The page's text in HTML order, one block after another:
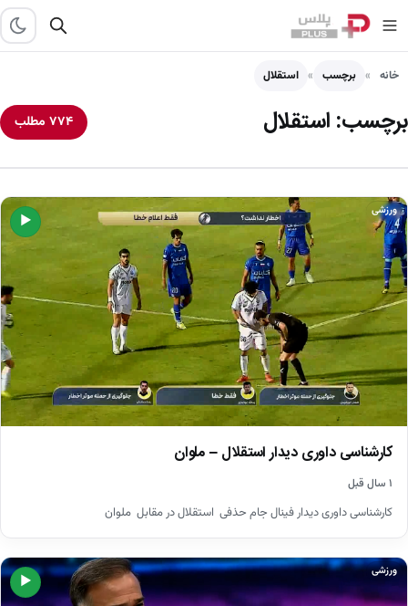
خانه برچسب استقلال
برچسب: استقلال ۷۷۴ مطلب
▶
ورزشی
کارشناسی داوری دیدار استقلال – ملوان
۱ سال قبل
کارشناسی داوری دیدار فینال جام حذفی استقلال در مقابل ملوان
▶
ورزشی